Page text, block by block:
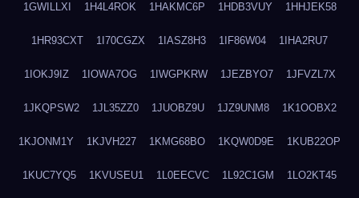
1GWILLXI 1H4L4ROK 1HAKMC6P 1HDB3VUY 1HHJEK58
1HR93CXT 1I70CGZX 1IASZ8H3 1IF86W04 1IHA2RU7
1IOKJ9IZ 1IOWA7OG 1IWGPKRW 1JEZBYO7 1JFVZL7X
1JKQPSW2 1JL35ZZ0 1JUOBZ9U 1JZ9UNM8 1K1OOBX2
1KJONM1Y 1KJVH227 1KMG68BO 1KQW0D9E 1KUB22OP
1KUC7YQ5 1KVUSEU1 1L0EECVC 1L92C1GM 1LO2KT45